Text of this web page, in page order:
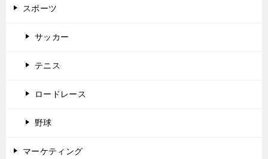
スポーツ
サッカー
テニス
ロードレース
野球
マーケティング